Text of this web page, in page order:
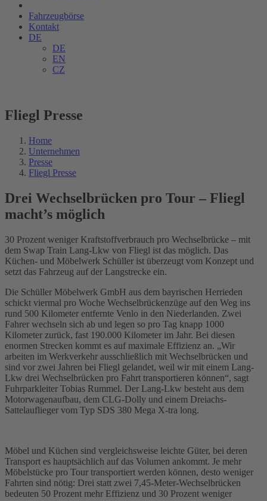
Fahrzeugbörse
Kontakt
DE
DE
EN
CZ
Fliegl Presse
Home
Unternehmen
Presse
Fliegl Presse
Drei Wechselbrücken pro Tour – Fliegl
macht’s möglich
30 Prozent weniger Kraftstoffverbrauch pro Wechselbrücke – mit
dem Swap Train Lang-Lkw von Fliegl ist das möglich. Das
Küchen- und Möbelwerk Schüller ist überzeugt vom Konzept und
setzt das Fahrzeug auf der Langstrecke ein.
Die Schüller Möbelwerk GmbH aus dem bayrischen Herrieden
schickt viermal pro Woche Wechselbrückenzüge auf den Weg ins
rund 500 Kilometer entfernte Venlo in den Niederlanden. Zwei
Fahrer wechseln sich ab und legen so pro Tag knapp 1000
Kilometer zurück, fast 190.000 Kilometer im Jahr. Bei diesen
enormen Strecken kommt es auf maximale Effizienz an. „Wir
arbeiten im Werkverkehr ausschließlich mit Wechselbrücken und
sind vor zwei Jahren bei Fliegl gelandet, weil wir mit einem Lang-
Lkw drei Wechselbrücken pro Fahrt transportieren können“, sagt
Fuhrparkleiter Tobias Rummel. Der Lang-Lkw besteht aus dem
Motorwagenaufbau, dem CLG-Dolly und einem Dreiachs-
Sattelauflieger vom Typ SDS 380 Mega X-tra long.
Möbel und Küchen sind vergleichsweise leichte Güter, bei deren
Transport es hauptsächlich auf das Volumen ankommt. Je mehr
Möbelstücke pro Tour transportiert werden können, desto weniger
Fahrten sind nötig: Drei statt zwei 7,45-Meter-Wechselbrücken
bedeuten 50 Prozent mehr Effizienz und 30 Prozent weniger